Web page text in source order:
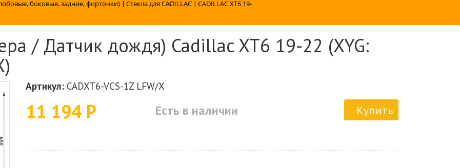
боковые, задние, форточки) | Стекла для CADILLAC | CADILLAC XT6 19-
/ Датчик дождя) Cadillac XT6 19-22 (XYG:
Артикул: CADXT6-VCS-1Z LFW/X
11 194 Р Есть в наличии Купить